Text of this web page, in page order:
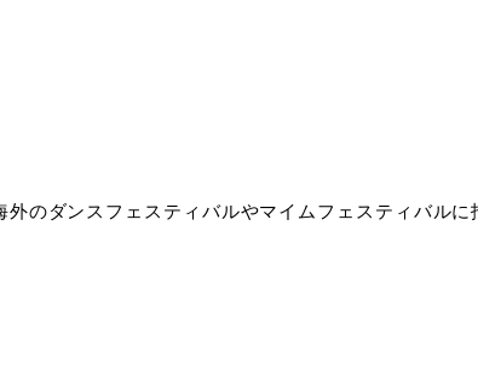
のダンスフェスティバルやマイムフェスティバル